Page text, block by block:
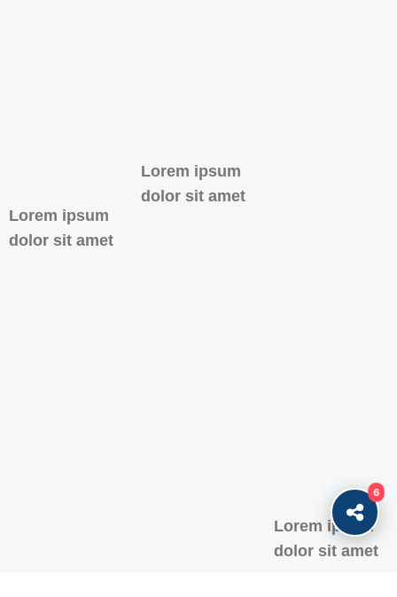
6
Lorem ipsum
dolor sit amet
Lorem ipsum
dolor sit amet
Lorem ipsum
dolor sit amet